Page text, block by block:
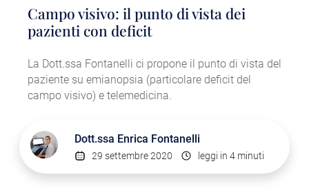
Campo visivo: il punto di vista dei
pazienti con deficit
La Dott.ssa Fontanelli ci propone il punto di vista del
paziente su emianopsia (particolare deficit del
campo visivo) e telemedicina.
Dott.ssa Enrica Fontanelli
29 settembre 2020 leggi in 4 minuti